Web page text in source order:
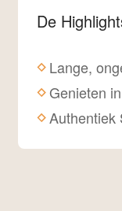
De
Lange,
Genieten
Authentiek